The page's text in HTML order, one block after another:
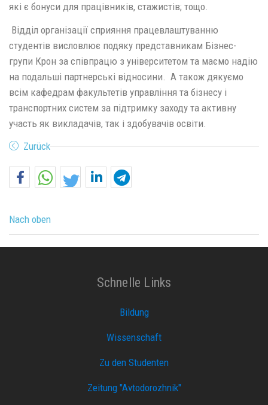
які є бонуси для працівників, стажистів; тощо.
Відділ організації сприяння працевлаштуванню
студентів висловлює подяку представникам Бізнес-
групи Крон за співпрацю з університетом та маємо надію
на подальші партнерські відносини. А також дякуємо
всім кафедрам факультетів управління та бізнесу і
транспортних систем за підтримку заходу та активну
участь як викладачів, так і здобувачів освіти.
Zurück
Nach oben
Schnelle Links
Bildung
Wissenschaft
Zu den Studenten
Zeitung "Avtodorozhnik"